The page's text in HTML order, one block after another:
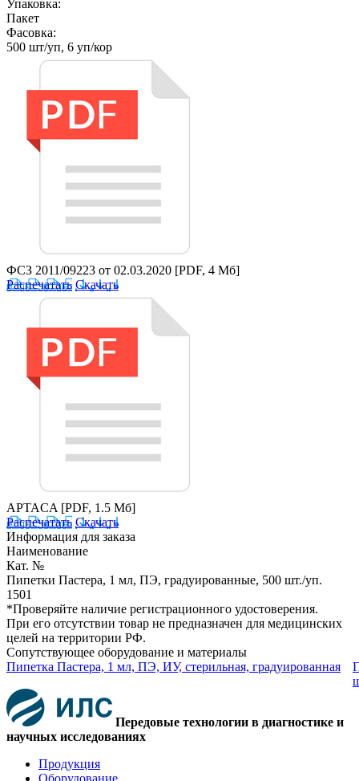
Упаковка:
Пакет
Фасовка:
500 шт/уп, 6 уп/кор
ФСЗ 2011/09223 от 02.03.2020 [PDF, 4 Мб]
Распечатать Скачать
APTACA [PDF, 1.5 Мб]
Распечатать Скачать
Информация для заказа
Наименование
Кат. №
Пипетки Пастера, 1 мл, ПЭ, градуированные, 500 шт./уп.
1501
*Проверяйте наличие регистрационного удостоверения.
При его отсутствии товар не предназначен для медицинских
целей на территории РФ.
Сопутствующее оборудование и материалы
Пипетка Пастера, 1 мл, ПЭ, ИУ, стерильная, градуированная
Передовые технологии в диагностике и
научных исследованиях
Продукция
Оборудование